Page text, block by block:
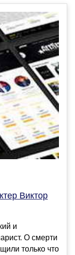
Виктор
и
О смерти
только что